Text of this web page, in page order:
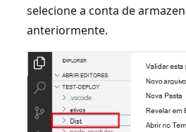
selecione a conta de
anteriormente.